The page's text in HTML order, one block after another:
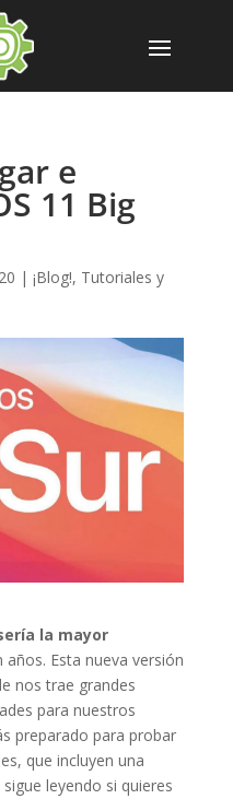
e
11 Big
| ¡Blog!, Tutoriales y
la mayor
años. Esta nueva versión
nos trae grandes
para nuestros
preparado para probar
que incluyen una
leyendo si quieres